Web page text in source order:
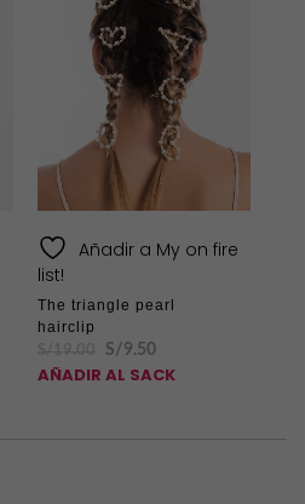
Añadir a My on fire
list!
The triangle pearl
hairclip
S/ 19.00 S/ 9.50
AÑADIR AL SACK